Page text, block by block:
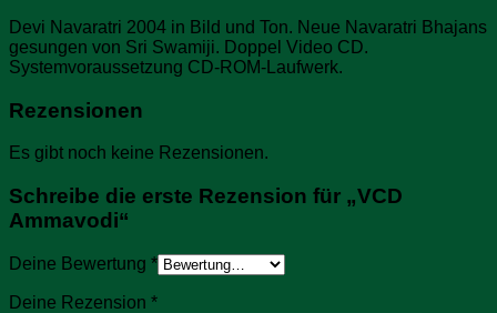
Devi Navaratri 2004 in Bild und Ton. Neue Navaratri Bhajans
gesungen von Sri Swamiji. Doppel Video CD.
Systemvoraussetzung CD-ROM-Laufwerk.
Rezensionen
Es gibt noch keine Rezensionen.
Schreibe die erste Rezension für „VCD
Ammavodi“
Deine Bewertung *
Deine Rezension *